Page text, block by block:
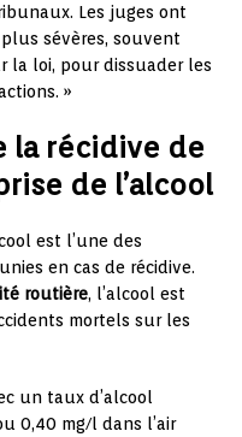
Les juges ont
sévères, souvent
la loi, pour dissuader les
»
la récidive de
de l’alcool
est l’une des
en cas de récidive.
routière, l’alcool est
mortels sur les
un taux d’alcool
0,40 mg/l dans l’air